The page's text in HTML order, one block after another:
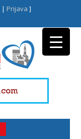
| Prijava ]